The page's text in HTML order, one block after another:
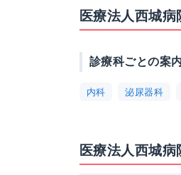
医療法人西城
診療科ごとの案
内科 泌尿器科
医療法人西城